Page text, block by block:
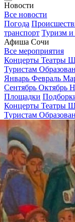
Новости
Все новости
Погода
транспорт Туризм
Афиша Сочи
Все мероприятия
Концерты Театры
Туристам
Январь Февраль
Сентябрь Октябрь
Площадки
Концерты Театры
Туристам